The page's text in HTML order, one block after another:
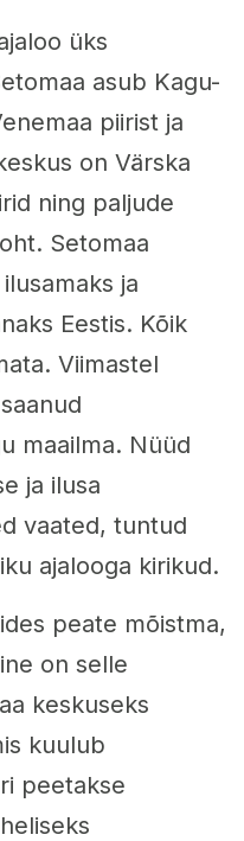
üks
asub Kagu-
piirist ja
on Värska
ning paljude
Setomaa
ja
Eestis. Kõik
Viimastel
maailma. Nüüd
ja ilusa
vaated, tuntud
ajalooga kirikud.
peate mõistma,
on selle
keskuseks
kuulub
peetakse